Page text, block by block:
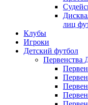
лиц
Клубы
Игроки
Детский футбол